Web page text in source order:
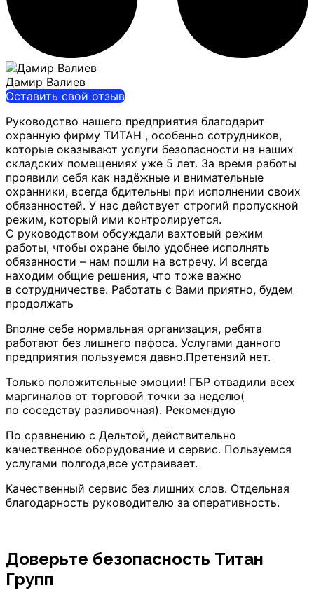
Дамир Валиев
Оставить свой отзыв
Руководство нашего предприятия благодарит
охранную фирму ТИТАН , особенно сотрудников,
которые оказывают услуги безопасности на наших
складских помещениях уже 5 лет. За время работы
проявили себя как надёжные и внимательные
охранники, всегда бдительны при исполнении своих
обязанностей. У нас действует строгий пропускной
режим, который ими контролируется.
С руководством обсуждали вахтовый режим
работы, чтобы охране было удобнее исполнять
обязанности – нам пошли на встречу. И всегда
находим общие решения, что тоже важно
в сотрудничестве. Работать с Вами приятно, будем
продолжать
Вполне себе нормальная организация, ребята
работают без лишнего пафоса. Услугами данного
предприятия пользуемся давно.Претензий нет.
Только положительные эмоции! ГБР отвадили всех
маргиналов от торговой точки за неделю(
по соседству разливочная). Рекомендую
По сравнению с Дельтой, действительно
качественное оборудование и сервис. Пользуемся
услугами полгода,все устраивает.
Качественный сервис без лишних слов. Отдельная
благодарность руководителю за оперативность.
Доверьте безопасность Титан
Групп